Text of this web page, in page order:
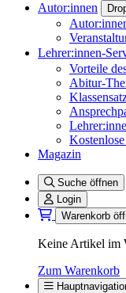
Autor:innen
Lehrer:innen-
Vorteile
Abitur-
Magazin
Suche öffnen
Login
Warenkorb
Keine Artikel im
Zum Warenkorb